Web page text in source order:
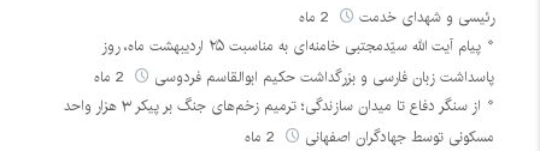
رئیسی و شهدای خدمت
پیام آیت الله سیّدمجتبی خامنه‌ای به مناسبت ۲۵ اردیبهشت ماه، روز
پاسداشت زبان فارسی و بزرگداشت حکیم ابوالقاسم فردوسی
از سنگر دفاع تا میدان سازندگی؛ ترمیم زخم‌های جنگ بر پیکر ۳ هزار واحد
مسکونی توسط جهادگران اصفهانی